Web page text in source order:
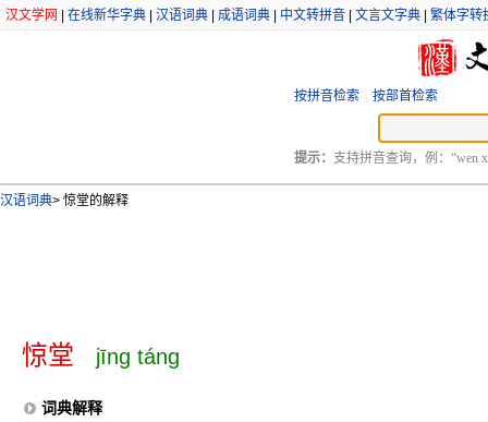
汉文学网 在线新华字典 汉语词典 成语词典 中文转拼音 文言文字典 繁体字转
按拼音检索 按部首检索
提示： 支持拼音查询，例：“wen
汉语词典> 惊堂的解释
惊堂 jīng táng
词典解释